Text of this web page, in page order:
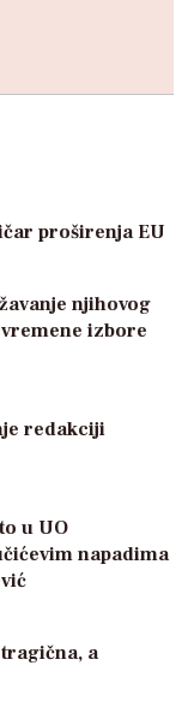
proširenja EU
njihovog
izbore
redakciji
u UO
napadima
a